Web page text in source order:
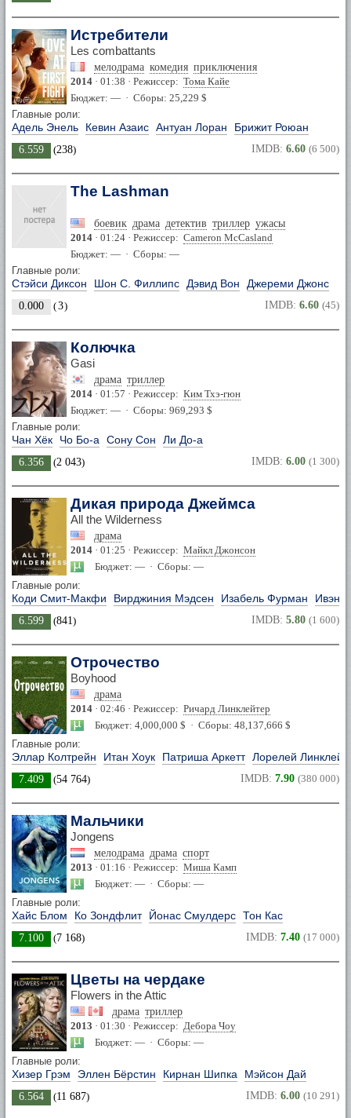
Истребители
Les combattants
мелодрама комедия приключения
2014 · 01:38 · Режиссер: Тома Кайе
Бюджет: — · Сборы: 25,229 $
Главные роли:
Адель Энель Кевин Азаис Антуан Лоран Брижит Роюан
6.559 (238) IMDB: 6.60 (6 500)
The Lashman
боевик драма детектив триллер ужасы
2014 · 01:24 · Режиссер: Cameron McCasland
Бюджет: — · Сборы: —
Главные роли:
Стэйси Диксон Шон С. Филлипс Дэвид Вон Джереми Джонс
0.000 (3) IMDB: 6.60 (45)
Колючка
Gasi
драма триллер
2014 · 01:57 · Режиссер: Ким Тхэ-гюн
Бюджет: — · Сборы: 969,293 $
Главные роли:
Чан Хёк Чо Бо-а Сону Сон Ли До-а
6.356 (2 043) IMDB: 6.00 (1 300)
Дикая природа Джеймса
All the Wilderness
драма
2014 · 01:25 · Режиссер: Майкл Джонсон
Бюджет: — · Сборы: —
Главные роли:
Коди Смит-Макфи Вирджиния Мэдсен Изабель Фурман Ивэн
6.599 (841) IMDB: 5.80 (1 600)
Отрочество
Boyhood
драма
2014 · 02:46 · Режиссер: Ричард Линклейтер
Бюджет: 4,000,000 $ · Сборы: 48,137,666 $
Главные роли:
Эллар Колтрейн Итан Хоук Патриша Аркетт Лорелей
7.409 (54 764) IMDB: 7.90 (380 000)
Мальчики
Jongens
мелодрама драма спорт
2013 · 01:16 · Режиссер: Миша Камп
Бюджет: — · Сборы: —
Главные роли:
Хайс Блом Ко Зондфлит Йонас Смулдерс Тон Кас
7.100 (7 168) IMDB: 7.40 (17 000)
Цветы на чердаке
Flowers in the Attic
драма триллер
2013 · 01:30 · Режиссер: Дебора Чоу
Бюджет: — · Сборы: —
Главные роли:
Хизер Грэм Эллен Бёрстин Кирнан Шипка Мэйсон Дай
6.564 (11 687) IMDB: 6.00 (10 291)